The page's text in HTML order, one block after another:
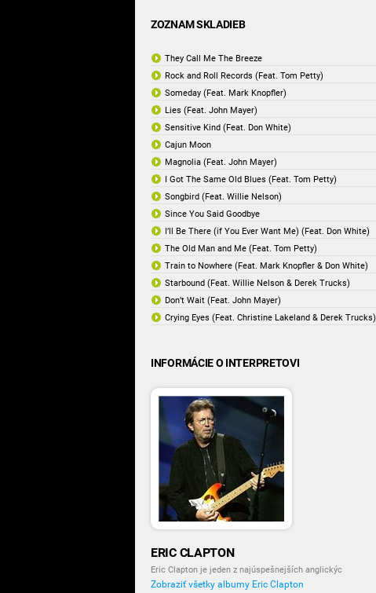
ZOZNAM SKLADIEB
They Call Me The Breeze
Rock and Roll Records (Feat. Tom Petty)
Someday (Feat. Mark Knopfler)
Lies (Feat. John Mayer)
Sensitive Kind (Feat. Don White)
Cajun Moon
Magnolia (Feat. John Mayer)
I Got The Same Old Blues (Feat. Tom Petty)
Songbird (Feat. Willie Nelson)
Since You Said Goodbye
I’ll Be There (if You Ever Want Me) (Feat. Don White)
The Old Man and Me (Feat. Tom Petty)
Train to Nowhere (Feat. Mark Knopfler & Don White)
Starbound (Feat. Willie Nelson & Derek Trucks)
Don’t Wait (Feat. John Mayer)
Crying Eyes (Feat. Christine Lakeland & Derek Trucks)
INFORMÁCIE O INTERPRETOVI
ERIC CLAPTON
Eric Clapton je jeden z najúspešnejších anglickýc
Zobraziť všetky albumy Eric Clapton